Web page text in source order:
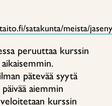
satakunta/meista/
peruuttaa kurssin
pätevää syytä
aiemmin
kurssin